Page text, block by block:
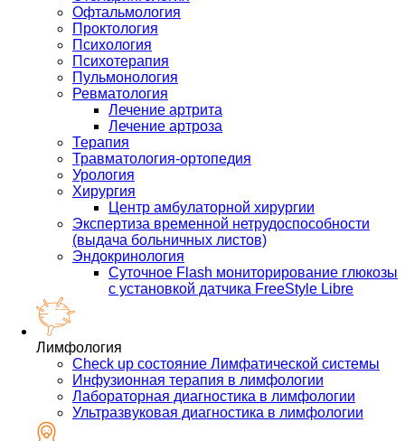
Офтальмология
Проктология
Психология
Психотерапия
Пульмонология
Ревматология
Лечение артрита
Лечение артроза
Терапия
Травматология-ортопедия
Урология
Хирургия
Центр амбулаторной хирургии
Экспертиза временной нетрудоспособности
(выдача больничных листов)
Эндокринология
Суточное Flash мониторирование глюкозы
с установкой датчика FreeStyle Libre
Лимфология
Check up состояние Лимфатической системы
Инфузионная терапия в лимфологии
Лабораторная диагностика в лимфологии
Ультразвуковая диагностика в лимфологии